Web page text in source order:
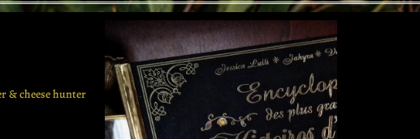
& cheese hunter